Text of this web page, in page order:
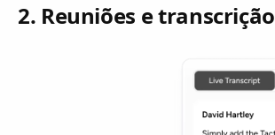
2. Reuniões e transcrição